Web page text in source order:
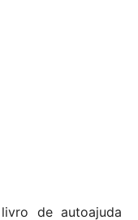
de autoajuda